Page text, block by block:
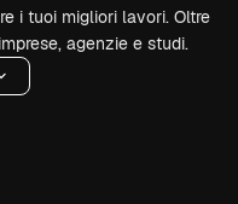
i tuoi migliori lavori. Oltre
agenzie e studi.